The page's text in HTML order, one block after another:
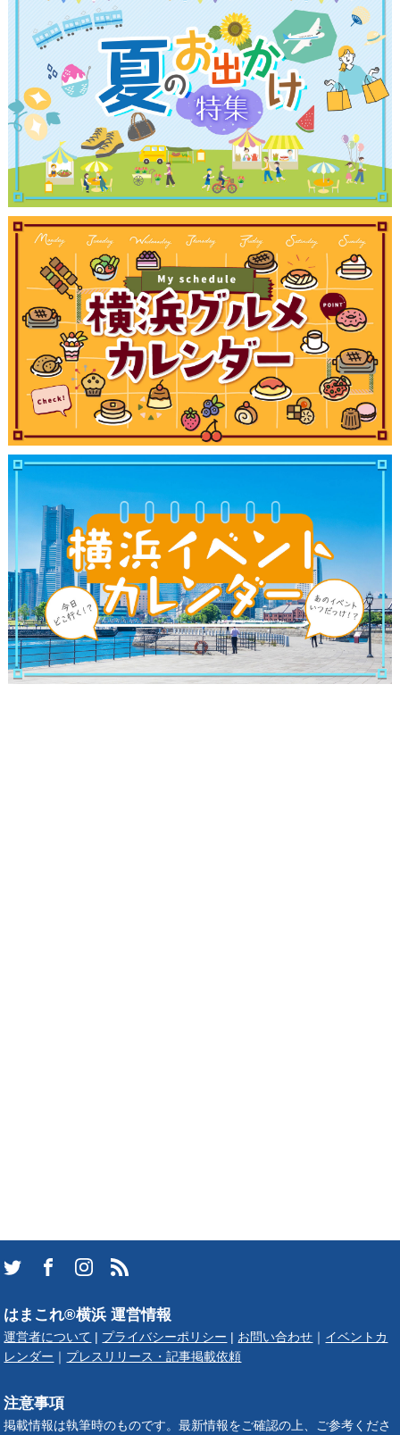
はまこれ®横浜 運営情報
運営者について | プライバシーポリシー | お問い合わせ ｜ イベントカ
レンダー ｜ プレスリリース・記事掲載依頼
注意事項
掲載情報は執筆時のものです。最新情報をご確認の上、ご参考くださ